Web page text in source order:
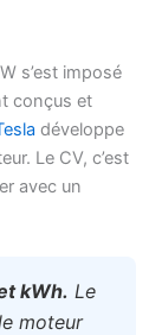
s’est imposé
conçus et
développe
Le CV, c’est
avec un
kWh. Le
moteur